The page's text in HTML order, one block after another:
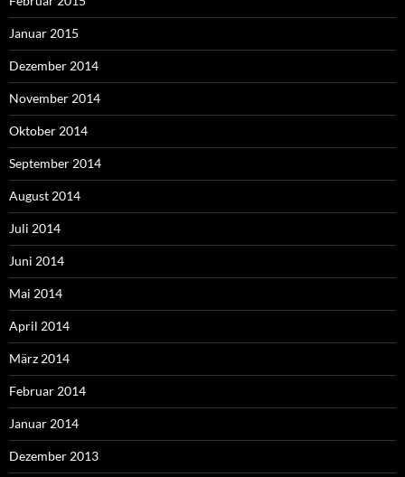
Januar 2015
Dezember 2014
November 2014
Oktober 2014
September 2014
August 2014
Juli 2014
Juni 2014
Mai 2014
April 2014
März 2014
Februar 2014
Januar 2014
Dezember 2013